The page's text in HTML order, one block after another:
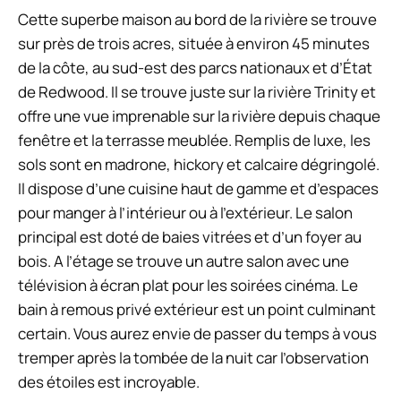
Cette superbe maison au bord de la rivière se trouve
sur près de trois acres, située à environ 45 minutes
de la côte, au sud-est des parcs nationaux et d’État
de Redwood. Il se trouve juste sur la rivière Trinity et
offre une vue imprenable sur la rivière depuis chaque
fenêtre et la terrasse meublée. Remplis de luxe, les
sols sont en madrone, hickory et calcaire dégringolé.
Il dispose d’une cuisine haut de gamme et d’espaces
pour manger à l’intérieur ou à l’extérieur. Le salon
principal est doté de baies vitrées et d’un foyer au
bois. A l’étage se trouve un autre salon avec une
télévision à écran plat pour les soirées cinéma. Le
bain à remous privé extérieur est un point culminant
certain. Vous aurez envie de passer du temps à vous
tremper après la tombée de la nuit car l’observation
des étoiles est incroyable.